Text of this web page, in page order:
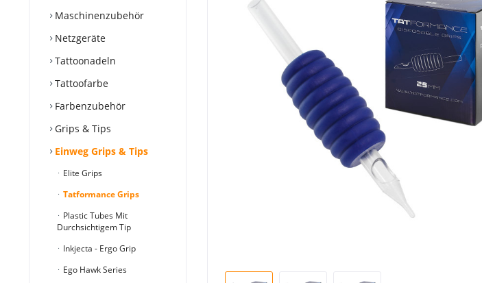
Maschinenzubehör
Netzgeräte
Tattoonadeln
Tattoofarbe
Farbenzubehör
Grips & Tips
Einweg Grips & Tips
Elite Grips
Tatformance Grips
Plastic Tubes Mit
Durchsichtigem Tip
Inkjecta - Ergo Grip
Ego Hawk Series